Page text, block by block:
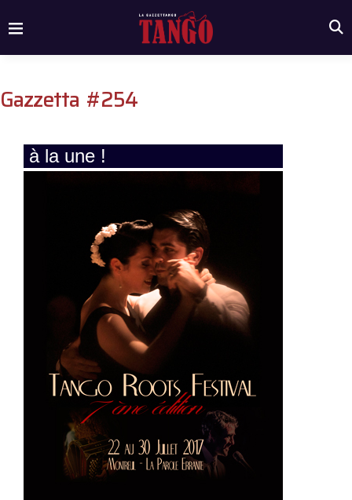
Gazzetta #254
à la une !